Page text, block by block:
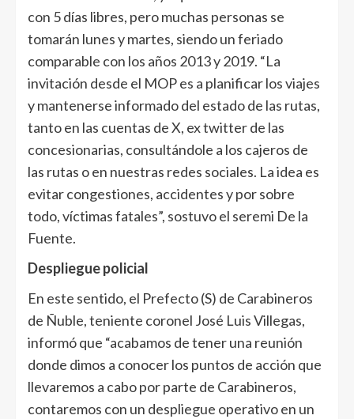
con 5 días libres, pero muchas personas se
tomarán lunes y martes, siendo un feriado
comparable con los años 2013 y 2019. “La
invitación desde el MOP es a planificar los viajes
y mantenerse informado del estado de las rutas,
tanto en las cuentas de X, ex twitter de las
concesionarias, consultándole a los cajeros de
las rutas o en nuestras redes sociales. La idea es
evitar congestiones, accidentes y por sobre
todo, víctimas fatales”, sostuvo el seremi De la
Fuente.
Despliegue policial
En este sentido, el Prefecto (S) de Carabineros
de Ñuble, teniente coronel José Luis Villegas,
informó que “acabamos de tener una reunión
donde dimos a conocer los puntos de acción que
llevaremos a cabo por parte de Carabineros,
contaremos con un despliegue operativo en un